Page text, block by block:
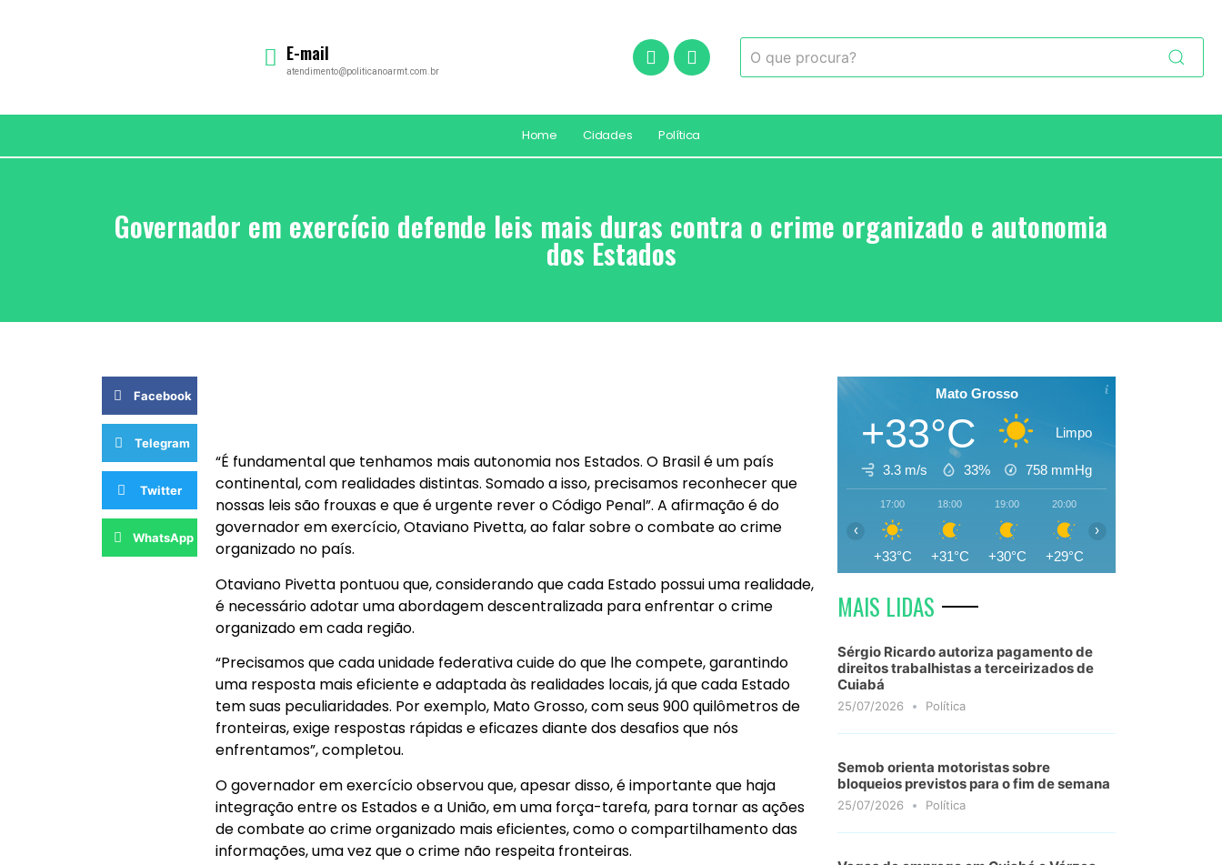
E-mail
atendimento@politicanoarmt.com.br
Home Cidades Política
Governador em exercício defende leis mais duras contra o crime organizado e autonomia
dos Estados
Facebook
Telegram
Twitter
WhatsApp
“É fundamental que tenhamos mais autonomia nos Estados. O Brasil é um país
continental, com realidades distintas. Somado a isso, precisamos reconhecer que
nossas leis são frouxas e que é urgente rever o Código Penal”. A afirmação é do
governador em exercício, Otaviano Pivetta, ao falar sobre o combate ao crime
organizado no país.
Otaviano Pivetta pontuou que, considerando que cada Estado possui uma realidade,
é necessário adotar uma abordagem descentralizada para enfrentar o crime
organizado em cada região.
“Precisamos que cada unidade federativa cuide do que lhe compete, garantindo
uma resposta mais eficiente e adaptada às realidades locais, já que cada Estado
tem suas peculiaridades. Por exemplo, Mato Grosso, com seus 900 quilômetros de
fronteiras, exige respostas rápidas e eficazes diante dos desafios que nós
enfrentamos”, completou.
O governador em exercício observou que, apesar disso, é importante que haja
integração entre os Estados e a União, em uma força-tarefa, para tornar as ações
de combate ao crime organizado mais eficientes, como o compartilhamento das
informações, uma vez que o crime não respeita fronteiras.
Mato Grosso
+33°C Limpo
3.3 m/s 33% 758 mmHg
17:00
+33°C
18:00
+31°C
19:00
+30°C
20:00
+29°C
‹ ›
MAIS LIDAS
Sérgio Ricardo autoriza pagamento de
direitos trabalhistas a terceirizados de
Cuiabá
25/07/2026 Política
Semob orienta motoristas sobre
bloqueios previstos para o fim de semana
25/07/2026 Política